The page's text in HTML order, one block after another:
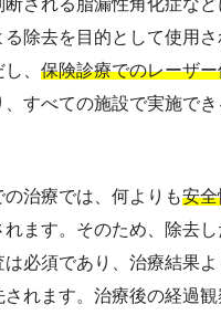
除去を目的として使用さ
、 保険診療でのレーザ
、すべての施設で実施でき
治療では、何よりも安
れます。そのため、除去
は必須であり、治療結果
されます。治療後の経過